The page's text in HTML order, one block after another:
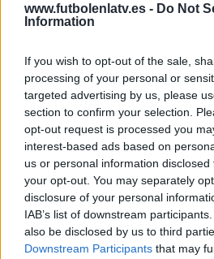
www.futbolenlatv.es - Do Not
Information
If you wish to opt-out of the sale,
processing of your personal or
targeted advertising by us, please
section to confirm your selection.
opt-out request is processed you
interest-based ads based on
us or personal information
your opt-out. You may separately
disclosure of your personal
IAB’s list of downstream
also be disclosed by us to third
Downstream Participants that may
puede observar mejor todos sus
que realice con él.
Los ojos del aficionado siempre
que sucede cerca de las porterías.
protagonismo en esta retransmisión
cámara colocada en las redes
de las jugadas de peligro. Las
con las de la cámara situada en lo
fondos del estadio, siendo
disposición que utilizan ambos